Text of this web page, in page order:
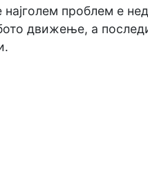
најголем проблем е
движење, а